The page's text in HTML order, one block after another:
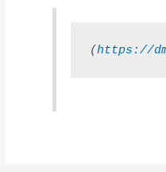
(https://